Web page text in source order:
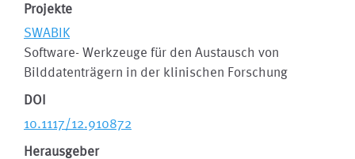
Projekte
SWABIK
Software- Werkzeuge für den Austausch von
Bilddatenträgern in der klinischen Forschung
DOI
10.1117/12.910872
Herausgeber